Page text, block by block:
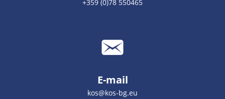
+359 (0)78 550465
E-mail
kos@kos-bg.eu